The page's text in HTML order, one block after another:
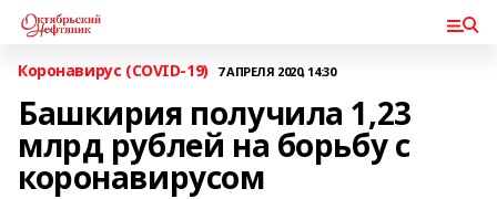
Коронавирус (COVID-19) 7 АПРЕЛЯ 2020, 14:30
Башкирия получила 1,23
млрд рублей на борьбу с
коронавирусом